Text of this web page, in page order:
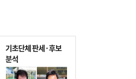
기초단체 판세·후보
분석